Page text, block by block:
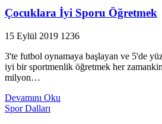
Çocuklara İyi Sporu Öğretmek
15 Eylül 2019 1236
3'te futbol oynamaya başlayan ve 5'de
iyi bir sportmenlik öğretmek her
milyon…
Devamını Oku
Spor Dalları